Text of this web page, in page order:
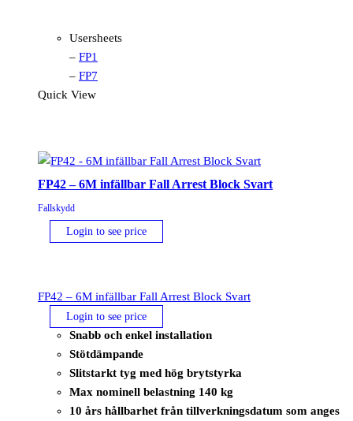
Usersheets
– FP1
– FP7
Quick View
FP42 – 6M infällbar Fall Arrest Block Svart
Fallskydd
Login to see price
FP42 – 6M infällbar Fall Arrest Block Svart
Login to see price
Snabb och enkel installation
Stötdämpande
Slitstarkt tyg med hög brytstyrka
Max nominell belastning 140 kg
10 års hållbarhet från tillverkningsdatum som anges